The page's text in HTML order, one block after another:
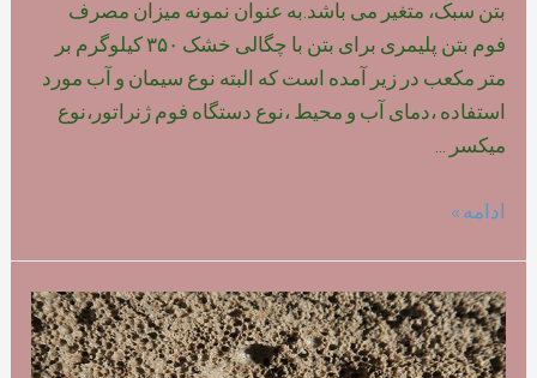
بتن سبک، متغیر می باشد.به عنوان نمونه میزان مصرف
فوم بتن پلیمری برای بتن با چگالی خشک ۳۵۰ کیلوگرم بر
متر مکعب در زیر آمده است که البته نوع سیمان و آب مورد
استفاده ،دمای آب و محیط ،نوع دستگاه فوم ژنراتور،نوع
میکسر …
میزان
مصرف
فوم
ادامه »